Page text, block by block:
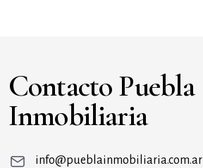
Contacto Puebla
Inmobiliaria
info@pueblainmobiliaria.com.ar